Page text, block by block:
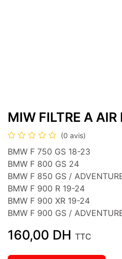
MIW FILTRE A AIR
(0 avis)
BMW F 750 GS 18-23
BMW F 800 GS 24
BMW F 850 GS /
BMW F 900 R 19-24
BMW F 900 XR 19-24
BMW F 900 GS /
160,00 DH TTC